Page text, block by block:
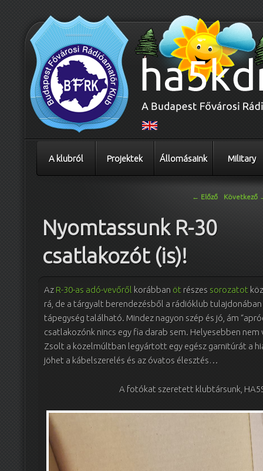
A klubról Projektek Állomásaink Military
← Előző Következő
Nyomtassunk R-30
csatlakozót (is)!
Az R-30-as adó-vevőről korábban öt részes sorozatot
rá, de a tárgyalt berendezésből a rádióklub
tápegység található. Mindez nagyon szép és jó, ám
csatlakozónk nincs egy fia darab sem. Helyesebben
Zsolt a közelmúltban legyártott egy egész garnitúrát a
jöhet a kábelszerelés és az óvatos élesztés…
A fotókat szeretett klubtársunk,